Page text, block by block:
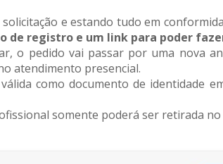
e estando tudo em
de registro e um link para poder
o pedido vai passar por uma nova
atendimento presencial.
como documento de identidade
somente poderá ser retirada